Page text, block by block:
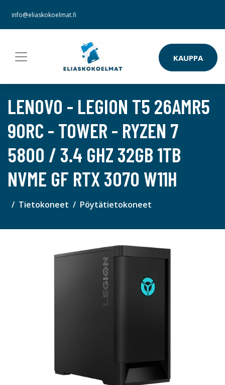
info@eliaskokoelmat.fi
KAUPPA
LENOVO - LEGION T5 26AMR5
90RC - TOWER - RYZEN 7
5800 / 3.4 GHZ 32GB 1TB
NVME GF RTX 3070 W11H
Tietokoneet Pöytätietokoneet